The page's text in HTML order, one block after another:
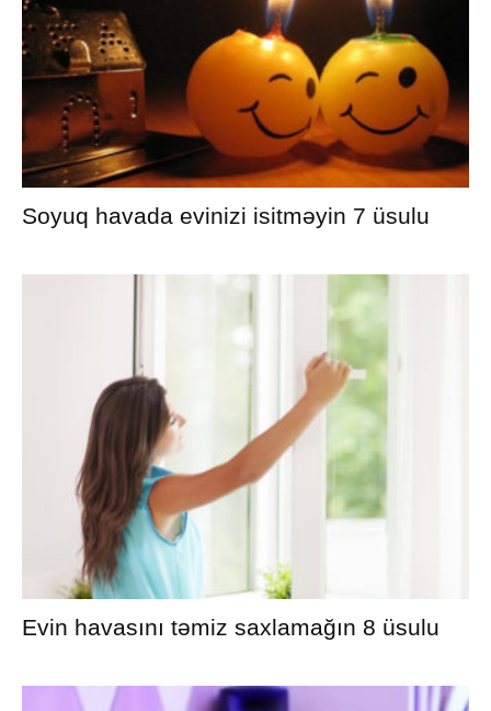
Soyuq havada evinizi isitməyin 7 üsulu
Evin havasını təmiz saxlamağın 8 üsulu